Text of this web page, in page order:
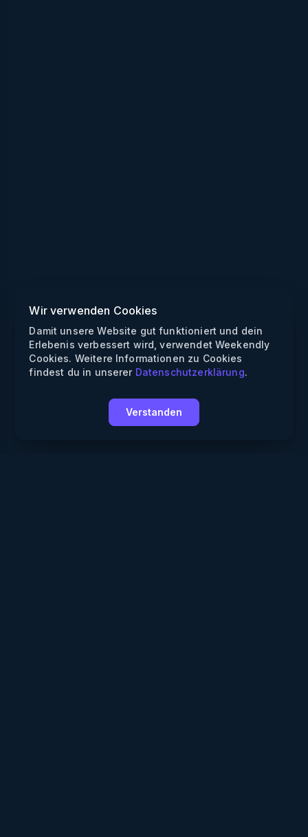
Wir verwenden Cookies
Damit unsere Website gut funktioniert und dein
Erlebenis verbessert wird, verwendet Weekendly
Cookies. Weitere Informationen zu Cookies
findest du in unserer Datenschutzerklärung.
Verstanden